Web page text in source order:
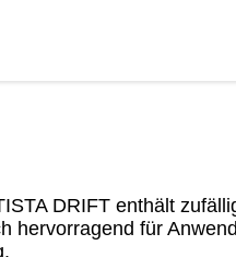
DRIFT enthält
hervorragend für